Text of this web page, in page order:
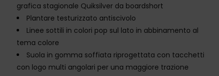
grafica stagionale Quiksilver da boardshort
Plantare testurizzato antiscivolo
Linee sottili in colori pop sul lato in abbinamento al
tema colore
Suola in gomma soffiata riprogettata con tacchetti
con logo multi angolari per una maggiore trazione